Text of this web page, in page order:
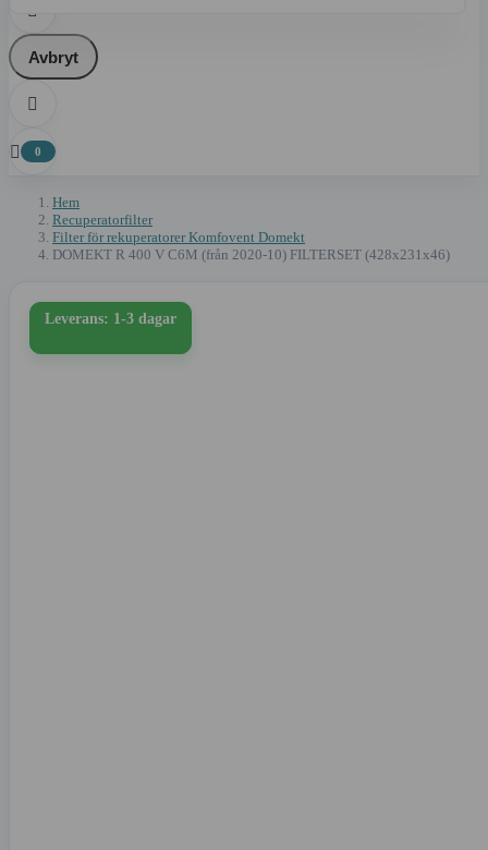

Avbryt

 0
Hem
Recuperatorfilter
Filter för rekuperatorer Komfovent Domekt
DOMEKT R 400 V C6M (från 2020-10) FILTERSET (428x231x46)
Leverans: 1-3 dagar